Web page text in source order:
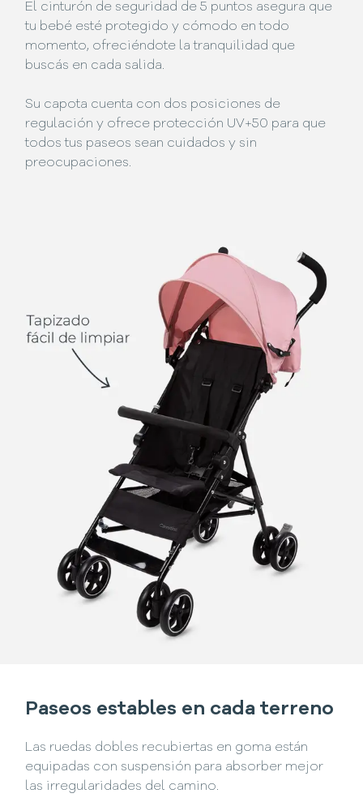
El cinturón de seguridad de 5 puntos asegura que
tu bebé esté protegido y cómodo en todo
momento, ofreciéndote la tranquilidad que
buscás en cada salida.
Su capota cuenta con dos posiciones de
regulación y ofrece protección UV+50 para que
todos tus paseos sean cuidados y sin
preocupaciones.
Paseos estables en cada terreno
Las ruedas dobles recubiertas en goma están
equipadas con suspensión para absorber mejor
las irregularidades del camino.